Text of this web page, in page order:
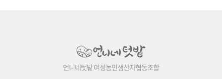
언니네텃밭 여성농민생산자협동조합